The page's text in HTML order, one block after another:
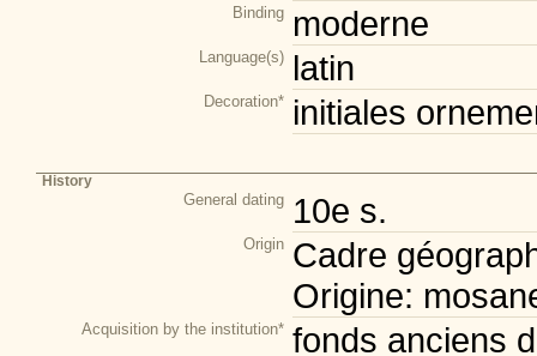
Binding moderne
Language(s) latin
Decoration* initiales
History
General dating 10e s.
Origin Cadre
Origine:
Acquisition by the institution* fonds anciens